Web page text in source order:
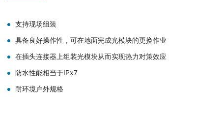
支持现场组装
具备良好操作性，可在地面完成光模块的更换作业
在插头连接器上组装光模块从而实现热力对策效应
防水性能相当于IPx7
耐环境户外规格